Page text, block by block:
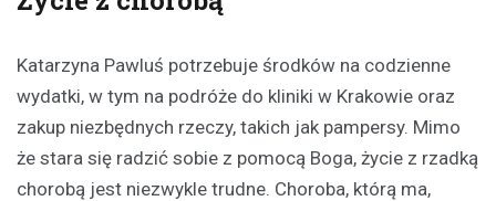
Katarzyna Pawluś potrzebuje środków na codzienne
wydatki, w tym na podróże do kliniki w Krakowie oraz
zakup niezbędnych rzeczy, takich jak pampersy. Mimo
że stara się radzić sobie z pomocą Boga, życie z rzadką
chorobą jest niezwykle trudne. Choroba, którą ma,